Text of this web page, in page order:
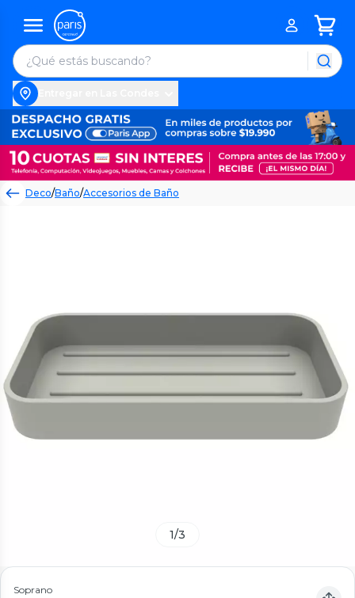
Deco/Baño/Accesorios de Baño
1/3
Soprano